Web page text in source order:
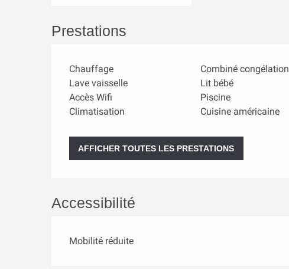
Prestations
Chauffage Combiné congélation
Lave vaisselle
Lit bébé
Accès Wifi
Piscine
Climatisation
Cuisine américaine
AFFICHER TOUTES LES PRESTATIONS
Accessibilité
Mobilité réduite